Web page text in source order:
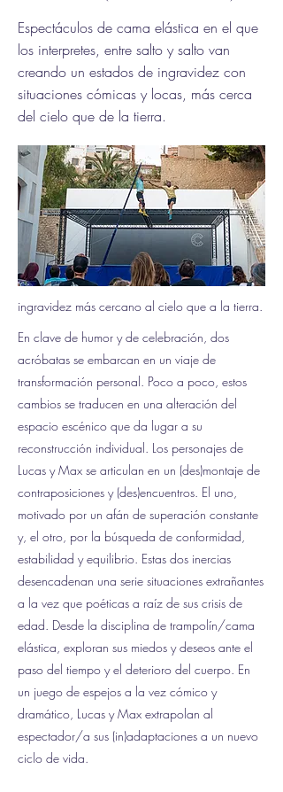
Espectáculos de cama elástica en el que
los interpretes, entre salto y salto van
creando un estados de ingravidez con
situaciones cómicas y locas, más cerca
del cielo que de la tierra.
ingravidez más cercano al cielo que a la tierra.
En clave de humor y de celebración, dos
acróbatas se embarcan en un viaje de
transformación personal. Poco a poco, estos
cambios se traducen en una alteración del
espacio escénico que da lugar a su
reconstrucción individual. Los personajes de
Lucas y Max se articulan en un (des)montaje de
contraposiciones y (des)encuentros. El uno,
motivado por un afán de superación constante
y, el otro, por la búsqueda de conformidad,
estabilidad y equilibrio. Estas dos inercias
desencadenan una serie situaciones extrañantes
a la vez que poéticas a raíz de sus crisis de
edad. Desde la disciplina de trampolín/cama
elástica, exploran sus miedos y deseos ante el
paso del tiempo y el deterioro del cuerpo. En
un juego de espejos a la vez cómico y
dramático, Lucas y Max extrapolan al
espectador/a sus (in)adaptaciones a un nuevo
ciclo de vida.